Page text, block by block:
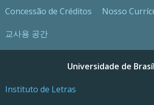
Concessão de Créditos
Nosso
교사용 공간
Universidade de
Instituto de Letras